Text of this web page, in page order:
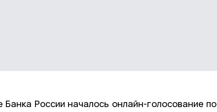
Банка России началось онлайн-голосование по